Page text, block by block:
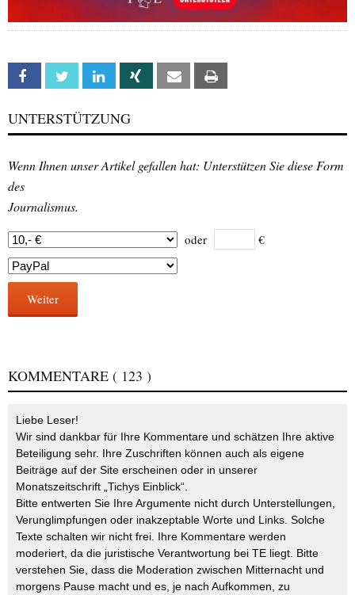
Facebook Twitter Linkedin Xing Email
UNTERSTÜTZUNG
Wenn Ihnen unser Artikel gefallen hat: Unterstützen Sie diese Form
des
Journalismus.
oder €
Weiter
KOMMENTARE ( 123 )
Liebe Leser!
Wir sind dankbar für Ihre Kommentare und schätzen Ihre aktive
Beteiligung sehr. Ihre Zuschriften können auch als eigene
Beiträge auf der Site erscheinen oder in unserer
Monatszeitschrift „Tichys Einblick“.
Bitte entwerten Sie Ihre Argumente nicht durch Unterstellungen,
Verunglimpfungen oder inakzeptable Worte und Links. Solche
Texte schalten wir nicht frei. Ihre Kommentare werden
moderiert, da die juristische Verantwortung bei TE liegt. Bitte
verstehen Sie, dass die Moderation zwischen Mitternacht und
morgens Pause macht und es, je nach Aufkommen, zu